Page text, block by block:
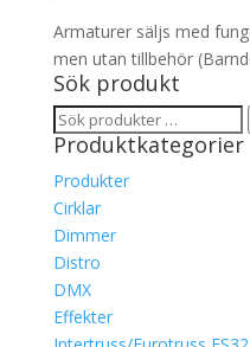
Armaturer säljs med
men utan tillbehör
Sök produkt
Sök
efter:
Produktkategorier
Produkter
Cirklar
Dimmer
Distro
DMX
Effekter